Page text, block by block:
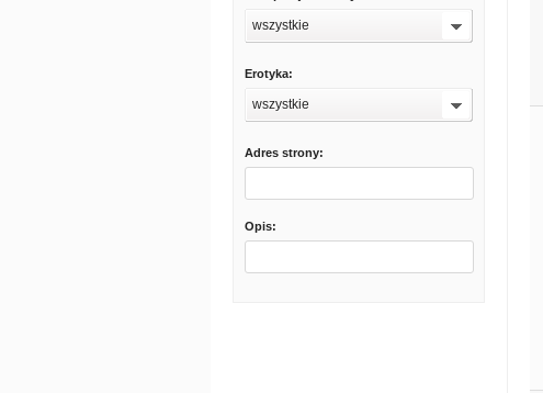
wszystkie
Erotyka:
wszystkie
Adres strony:
Opis: